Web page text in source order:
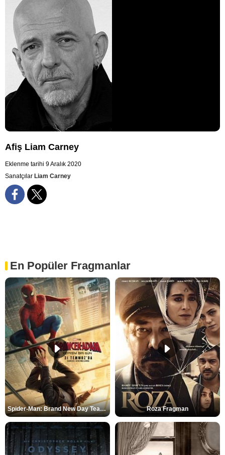
Afiş Liam Carney
Eklenme tarihi 9 Aralık 2020
Sanatçılar Liam Carney
En Popüler Fragmanlar
Spider-Man: Brand New Day Teaser Roza Fragman